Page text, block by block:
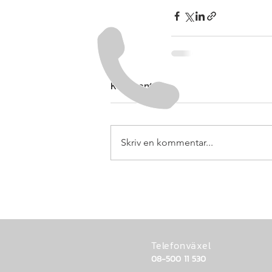
Kommentarer
Skriv en kommentar...
Telefonväxel
08-500 11 530